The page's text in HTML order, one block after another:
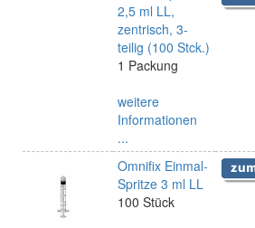
2,5 ml LL,
zentrisch, 3-
teilig (100 Stck.)
1 Packung
weitere
Informationen
...
Omnifix Einmal-
Spritze 3 ml LL
100 Stück